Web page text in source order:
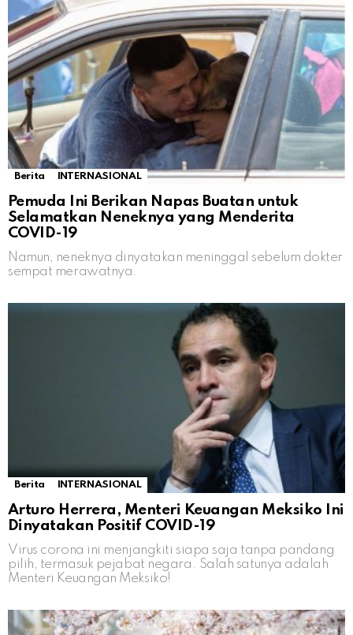
Berita INTERNASIONAL
Pemuda Ini Berikan Napas Buatan untuk
Selamatkan Neneknya yang Menderita
COVID-19
Namun, neneknya dinyatakan meninggal sebelum dokter
sempat merawatnya.
Berita INTERNASIONAL
Arturo Herrera, Menteri Keuangan Meksiko Ini
Dinyatakan Positif COVID-19
Virus corona ini menjangkiti siapa saja tanpa pandang
pilih, termasuk pejabat negara. Salah satunya adalah
Menteri Keuangan Meksiko!